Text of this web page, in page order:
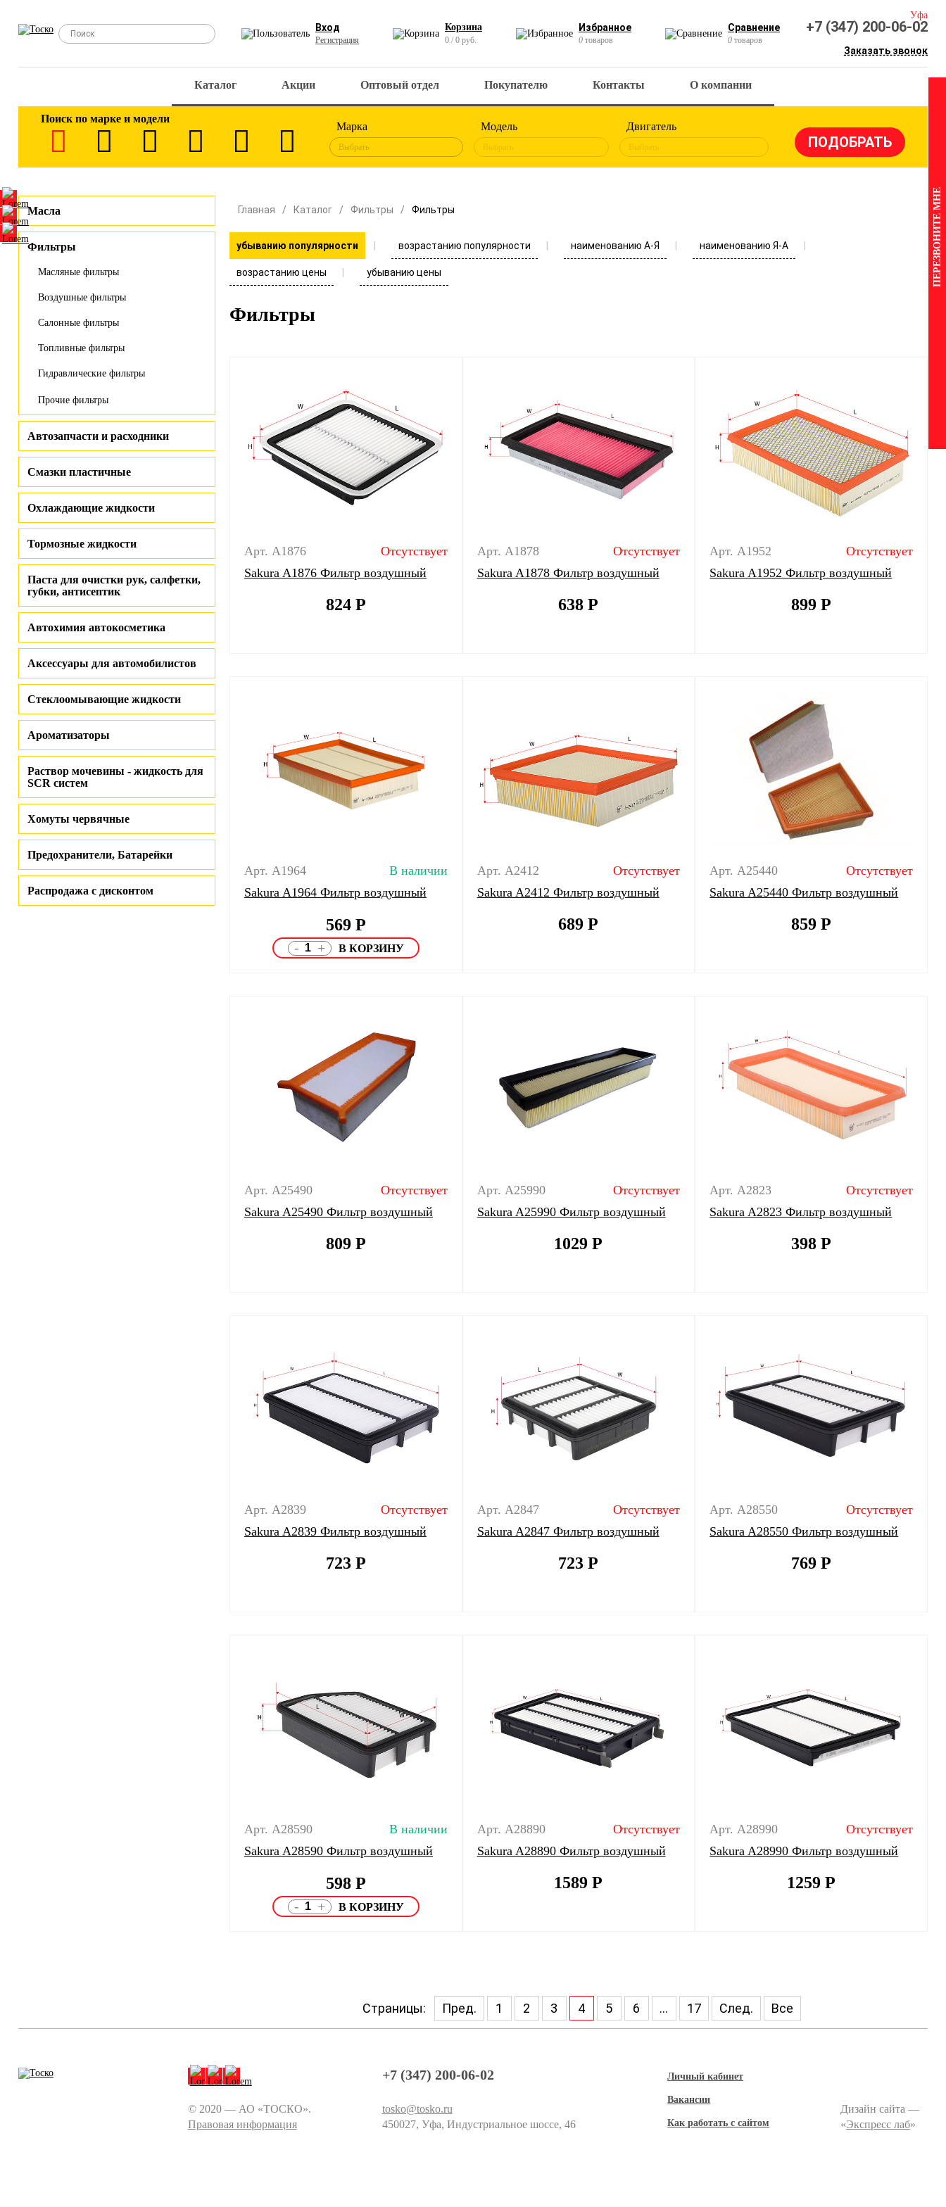
Вход
Регистрация
Корзина
0 / 0 руб.
Избранное
0 товаров
Сравнение
0 товаров
Уфа
+7 (347) 200-06-02
Заказать звонок
Каталог Акции Оптовый отдел Покупателю Контакты О компании
Поиск по марке и модели
Марка
Выбрать
Модель
Выбрать
Двигатель
Выбрать
Масла
Фильтры
Масляные фильтры
Воздушные фильтры
Салонные фильтры
Топливные фильтры
Гидравлические фильтры
Прочие фильтры
Автозапчасти и расходники
Смазки пластичные
Охлаждающие жидкости
Тормозные жидкости
Паста для очистки рук, салфетки,
губки, антисептик
Автохимия автокосметика
Аксессуары для автомобилистов
Стеклоомывающие жидкости
Ароматизаторы
Раствор мочевины - жидкость для
SCR систем
Хомуты червячные
Предохранители, Батарейки
Распродажа с дисконтом
Главная Каталог Фильтры Фильтры
убыванию популярности возрастанию популярности наименованию А-Я наименованию Я-А
возрастанию цены убыванию цены
Фильтры
Арт. A1876
Отсутствует
Sakura A1876 Фильтр воздушный
824 Р
Арт. A1878
Отсутствует
Sakura A1878 Фильтр воздушный
638Р
Арт. A1952
Отсутствует
Sakura A1952 Фильтр воздушный
899Р
Арт. A1964
В наличии
Sakura A1964 Фильтр воздушный
569 Р
- +
Арт. A2412
Отсутствует
Sakura A2412 Фильтр воздушный
689Р
Арт. A25440
Отсутствует
Sakura A25440 Фильтр воздушный
859Р
Арт. A25490
Отсутствует
Sakura A25490 Фильтр воздушный
809 Р
Арт. A25990
Отсутствует
Sakura A25990 Фильтр воздушный
1029Р
Арт. A2823
Отсутствует
Sakura A2823 Фильтр воздушный
398Р
Арт. A2839
Отсутствует
Sakura A2839 Фильтр воздушный
723 Р
Арт. A2847
Отсутствует
Sakura A2847 Фильтр воздушный
723Р
Арт. A28550
Отсутствует
Sakura A28550 Фильтр воздушный
769Р
Арт. A28590
В наличии
Sakura A28590 Фильтр воздушный
598 Р
- +
Арт. A28890
Отсутствует
Sakura A28890 Фильтр воздушный
1589Р
Арт. A28990
Отсутствует
Sakura A28990 Фильтр воздушный
1259Р
Страницы: Пред. 1 2 3 4 5 6 ... 17 След. Все
© 2020 — АО «ТОСКО».
Правовая информация
+7 (347) 200-06-02
tosko@tosko.ru
450027, Уфа, Индустриальное шоссе, 46
Личный кабинет
Вакансии
Как работать с сайтом
Дизайн сайта —
«Экспресс лаб»
ПЕРЕЗВОНИТЕ МНЕ